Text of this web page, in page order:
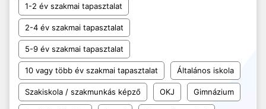
1-2 év szakmai tapasztalat
2-4 év szakmai tapasztalat
5-9 év szakmai tapasztalat
10 vagy több év szakmai tapasztalat Általános iskola
Szakiskola / szakmunkás képző OKJ Gimnázium